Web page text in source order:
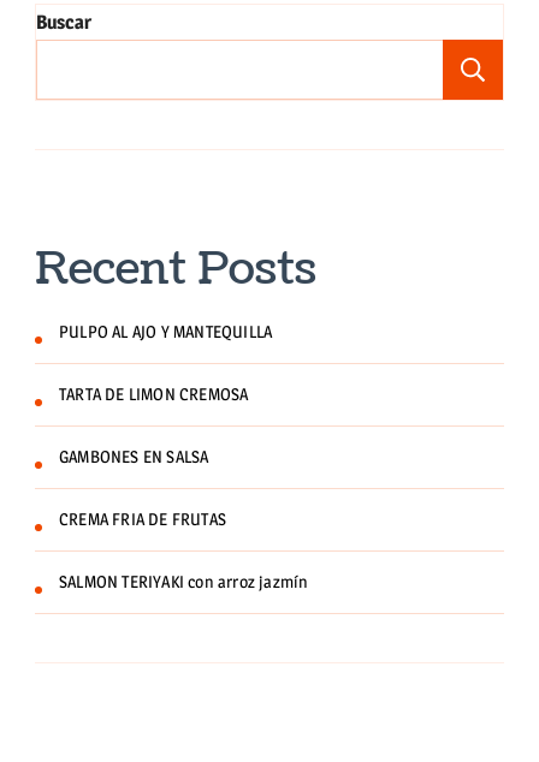
Buscar
Recent Posts
PULPO AL AJO Y MANTEQUILLA
TARTA DE LIMON CREMOSA
GAMBONES EN SALSA
CREMA FRIA DE FRUTAS
SALMON TERIYAKI con arroz jazmín